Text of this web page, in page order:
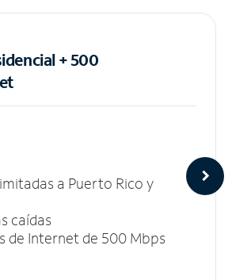
+ 500
a Puerto Rico y
caídas
de Internet de 500 Mbps